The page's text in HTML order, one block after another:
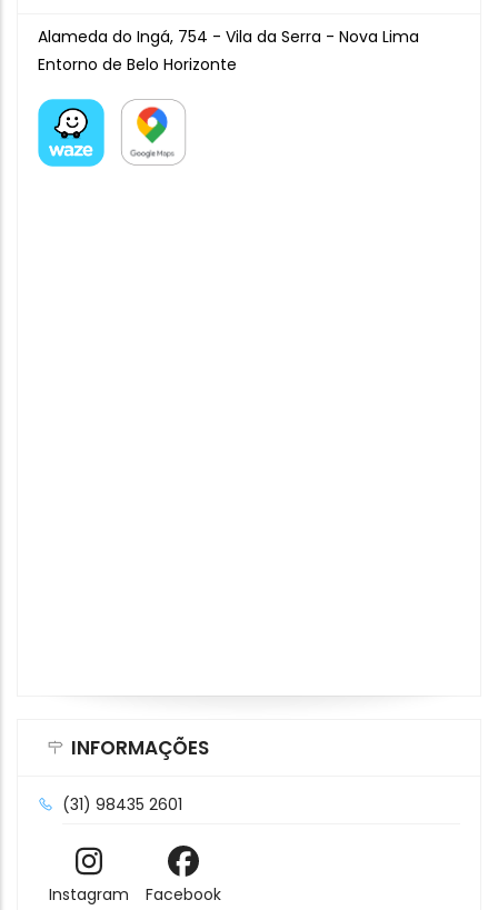
Alameda do Ingá, 754 - Vila da Serra - Nova Lima
Entorno de Belo Horizonte
INFORMAÇÕES
(31) 98435 2601
Instagram Facebook